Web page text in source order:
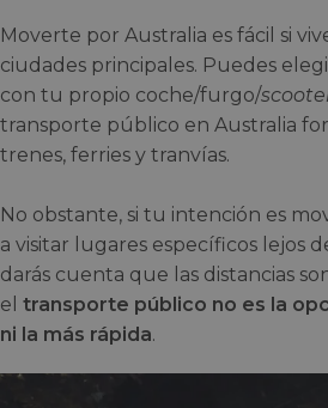
Moverte por Australia es fácil si
ciudades principales. Puedes
con tu propio coche/furgo/
transporte público en Australia
trenes, ferries y tranvías.
No obstante, si tu intención es
a visitar lugares específicos lejos
darás cuenta que las distancias
el transporte público no es la
ni la más rápida.